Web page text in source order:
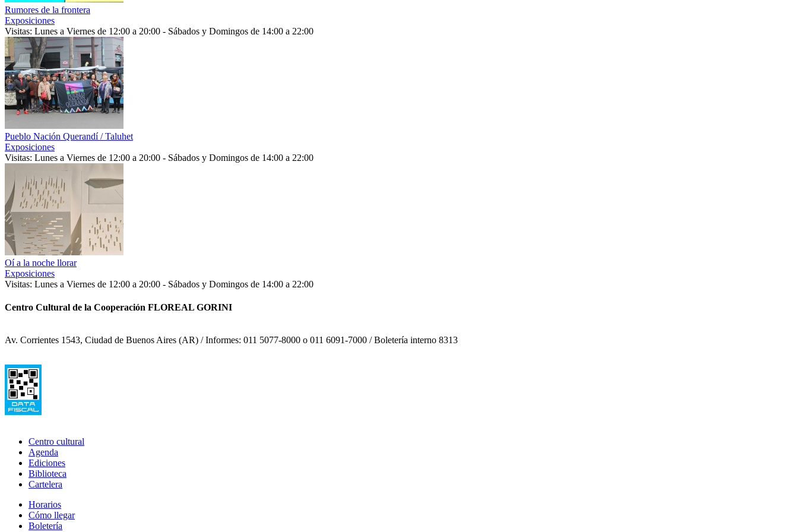
Rumores de la frontera
Exposiciones
Visitas: Lunes a Viernes de 12:00 a 20:00 - Sábados y Domingos de 14:00 a 22:00
Pueblo Nación Querandí / Taluhet
Exposiciones
Visitas: Lunes a Viernes de 12:00 a 20:00 - Sábados y Domingos de 14:00 a 22:00
Oí a la noche llorar
Exposiciones
Visitas: Lunes a Viernes de 12:00 a 20:00 - Sábados y Domingos de 14:00 a 22:00
Centro Cultural de la Cooperación FLOREAL GORINI
Av. Corrientes 1543, Ciudad de Buenos Aires (AR) / Informes: 011 5077-8000 o 011 6091-7000 / Boletería interno 8313
Centro cultural
Agenda
Ediciones
Biblioteca
Cartelera
Horarios
Cómo llegar
Boletería